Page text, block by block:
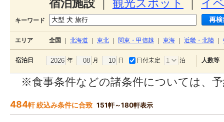
宿泊施設 観光スポット イ
キーワード
エリア 全国 北海道 東北 関東・甲信越 東海 近畿・北陸
宿泊日 年 月 日 日付未定 泊 人数等
※食事条件などの諸条件については、
484軒 絞込み条件に合致 151軒～180軒表示